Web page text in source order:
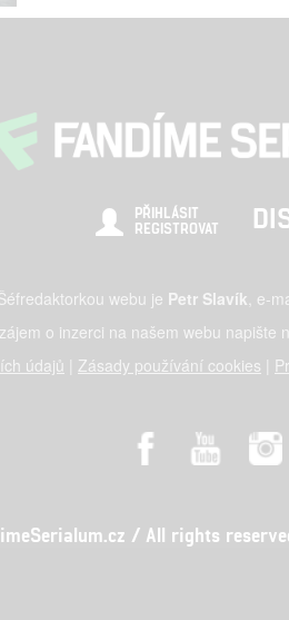
PŘIHLÁSIT
REGISTROVAT
webu je Petr Slavík, e-
o inzerci na našem webu napište
údajů
Zásady používání cookies
/ All rights